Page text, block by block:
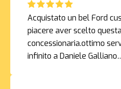
Acquistato un bel Ford
piacere aver scelto questa
concessionaria.ottimo
infinito a Daniele